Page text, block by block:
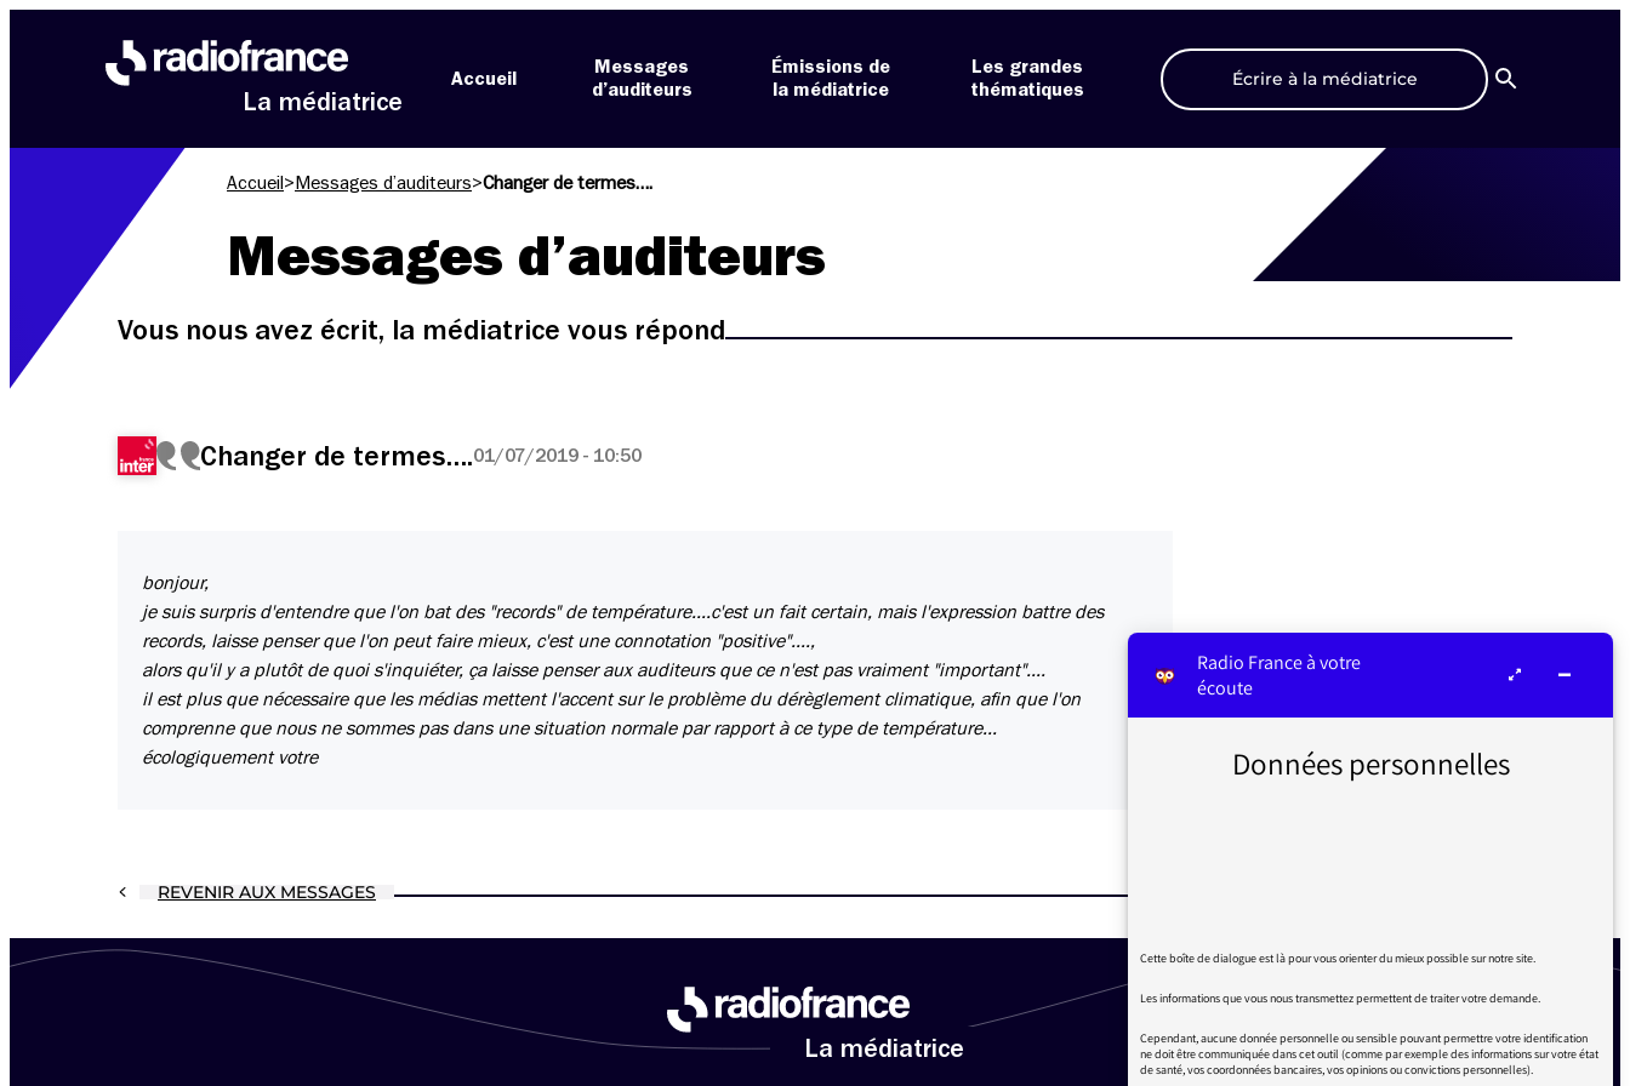
La médiatrice
Accueil
Messages
d’auditeurs
Émissions de
la médiatrice
Les grandes
thématiques
Écrire à la médiatrice
Recherche
Accueil > Messages d’auditeurs>Changer de termes….
Messages d’auditeurs
Vous nous avez écrit, la médiatrice vous répond
Changer de termes….01/07/2019 - 10:50
bonjour,
je suis surpris d'entendre que l'on bat des "records" de température....c'est un fait certain, mais l'expression battre des
records, laisse penser que l'on peut faire mieux, c'est une connotation "positive"....,
alors qu'il y a plutôt de quoi s'inquiéter, ça laisse penser aux auditeurs que ce n'est pas vraiment "important"....
il est plus que nécessaire que les médias mettent l'accent sur le problème du dérèglement climatique, afin que l'on
comprenne que nous ne sommes pas dans une situation normale par rapport à ce type de température...
écologiquement votre
REVENIR AUX MESSAGES
La médiatrice
Radio France à votre
écoute
Données personnelles
Cette boîte de dialogue est là pour vous orienter du mieux possible sur notre site.
Les informations que vous nous transmettez permettent de traiter votre demande.
Cependant, aucune donnée personnelle ou sensible pouvant permettre votre identification
ne doit être communiquée dans cet outil (comme par exemple des informations sur votre état
de santé, vos coordonnées bancaires, vos opinions ou convictions personnelles).